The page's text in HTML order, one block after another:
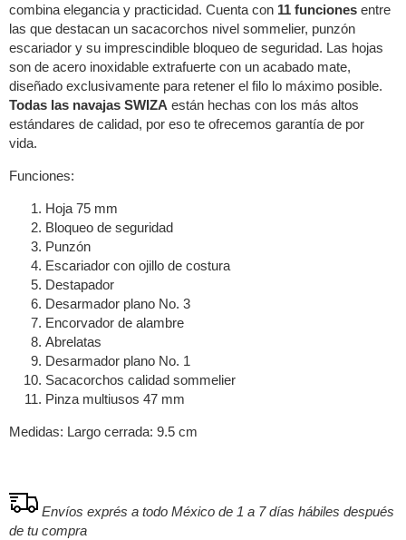
combina elegancia y practicidad. Cuenta con 11 funciones entre
las que destacan un sacacorchos nivel sommelier, punzón
escariador y su imprescindible bloqueo de seguridad. Las hojas
son de acero inoxidable extrafuerte con un acabado mate,
diseñado exclusivamente para retener el filo lo máximo posible.
Todas las navajas SWIZA están hechas con los más altos
estándares de calidad, por eso te ofrecemos garantía de por
vida.
Funciones:
Hoja 75 mm
Bloqueo de seguridad
Punzón
Escariador con ojillo de costura
Destapador
Desarmador plano No. 3
Encorvador de alambre
Abrelatas
Desarmador plano No. 1
Sacacorchos calidad sommelier
Pinza multiusos 47 mm
Medidas: Largo cerrada: 9.5 cm
Envíos exprés a todo México de 1 a 7 días hábiles después
de tu compra